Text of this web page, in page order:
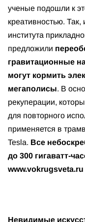
ученые подошли к
креативностью.
института
предложили
гравитационные
могут кормить
мегаполисы. В
рекуперации,
для повторного
применяется в
Tesla. Все
до 300 гигаватт-
www.vokrugsveta.ru
Невидимые